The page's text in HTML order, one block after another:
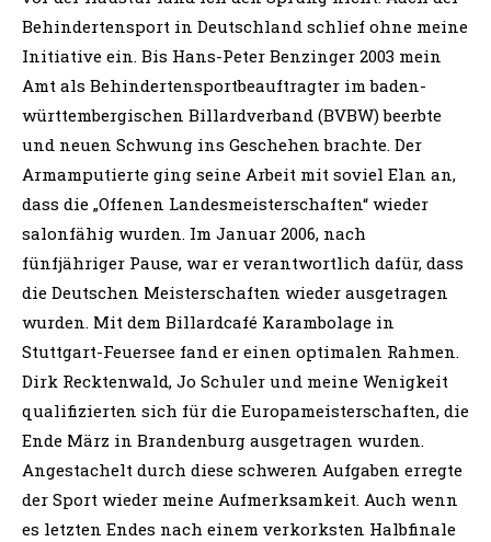
Behindertensport in Deutschland schlief ohne meine
Initiative ein. Bis Hans-Peter Benzinger 2003 mein
Amt als Behindertensportbeauftragter im baden-
württembergischen Billardverband (BVBW) beerbte
und neuen Schwung ins Geschehen brachte. Der
Armamputierte ging seine Arbeit mit soviel Elan an,
dass die „Offenen Landesmeisterschaften“ wieder
salonfähig wurden. Im Januar 2006, nach
fünfjähriger Pause, war er verantwortlich dafür, dass
die Deutschen Meisterschaften wieder ausgetragen
wurden. Mit dem Billardcafé Karambolage in
Stuttgart-Feuersee fand er einen optimalen Rahmen.
Dirk Recktenwald, Jo Schuler und meine Wenigkeit
qualifizierten sich für die Europameisterschaften, die
Ende März in Brandenburg ausgetragen wurden.
Angestachelt durch diese schweren Aufgaben erregte
der Sport wieder meine Aufmerksamkeit. Auch wenn
es letzten Endes nach einem verkorksten Halbfinale